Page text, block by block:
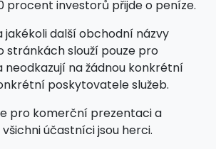
procent investorů přijde o peníze.
jakékoli další obchodní názvy
stránkách slouží pouze pro
na žádnou konkrétní
poskytovatele služeb.
pro komerční prezentaci a
účastníci jsou herci.